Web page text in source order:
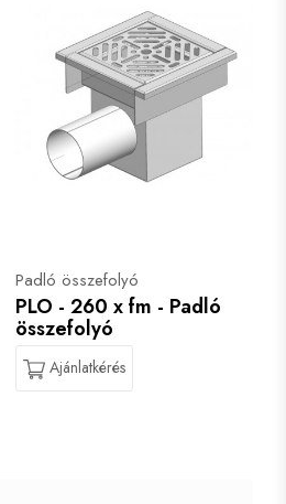
Padló összefolyó
PLO - 260 x fm - Padló
összefolyó
Ajánlatkérés